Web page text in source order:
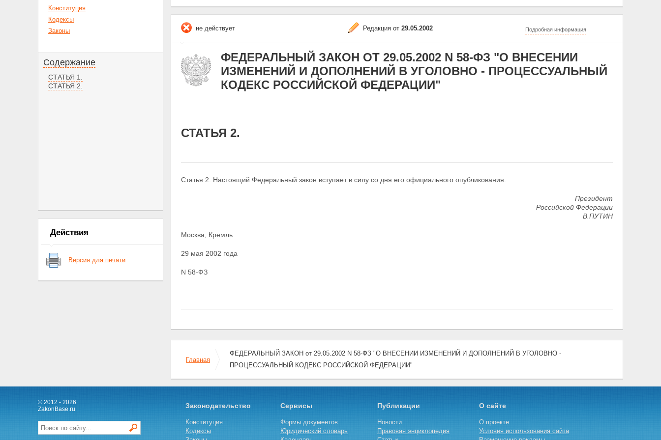
Конституция
Кодексы
Законы
Содержание
СТАТЬЯ 1.
СТАТЬЯ 2.
Действия
Версия для печати
не действует Редакция от 29.05.2002 Подробная информация
ФЕДЕРАЛЬНЫЙ ЗАКОН ОТ 29.05.2002 N 58-ФЗ "О ВНЕСЕНИИ
ИЗМЕНЕНИЙ И ДОПОЛНЕНИЙ В УГОЛОВНО - ПРОЦЕССУАЛЬНЫЙ
КОДЕКС РОССИЙСКОЙ ФЕДЕРАЦИИ"
СТАТЬЯ 2.
Статья 2. Настоящий Федеральный закон вступает в силу со дня его официального опубликования.
Президент
Российской Федерации
В.ПУТИН
Москва, Кремль
29 мая 2002 года
N 58-ФЗ
Главная
ФЕДЕРАЛЬНЫЙ ЗАКОН от 29.05.2002 N 58-ФЗ "О ВНЕСЕНИИ ИЗМЕНЕНИЙ И ДОПОЛНЕНИЙ В УГОЛОВНО -
ПРОЦЕССУАЛЬНЫЙ КОДЕКС РОССИЙСКОЙ ФЕДЕРАЦИИ"
© 2012 - 2026
ZakonBase.ru
Законодательство
Конституция
Кодексы
Сервисы
Формы документов
Юридический словарь
Публикации
Новости
Правовая энциклопедия
О сайте
О проекте
Условия использования сайта